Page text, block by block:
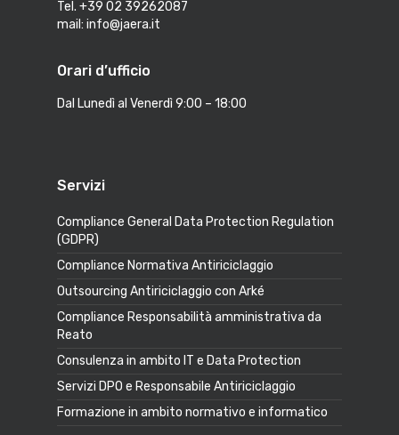
Tel. +39 02 39262087
mail: info@jaera.it
Orari d’ufficio
Dal Lunedì al Venerdì 9:00 – 18:00
Servizi
Compliance General Data Protection Regulation
(GDPR)
Compliance Normativa Antiriciclaggio
Outsourcing Antiriciclaggio con Arké
Compliance Responsabilità amministrativa da
Reato
Consulenza in ambito IT e Data Protection
Servizi DPO e Responsabile Antiriciclaggio
Formazione in ambito normativo e informatico